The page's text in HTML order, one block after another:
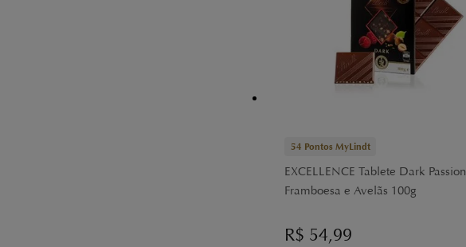
54 Pontos MyLindt
EXCELLENCE Tablete Dark Passion
Framboesa e Avelãs 100g
R$ 54,99